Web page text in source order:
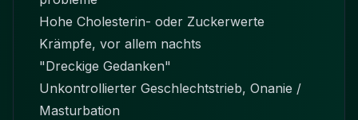
Hohe Cholesterin- oder Zuckerwerte
Krämpfe, vor allem nachts
"Dreckige Gedanken"
Unkontrollierter Geschlechtstrieb, Onanie /
Masturbation